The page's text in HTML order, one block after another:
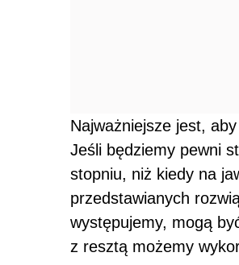
Najważniejsze jest,
Jeśli będziemy pewni
stopniu, niż kiedy na
przedstawianych
występujemy, mogą
z resztą możemy